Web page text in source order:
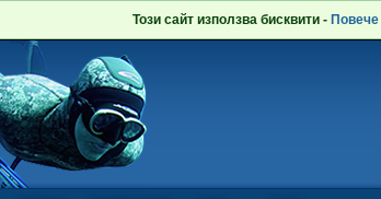
Този сайт използва бисквити -